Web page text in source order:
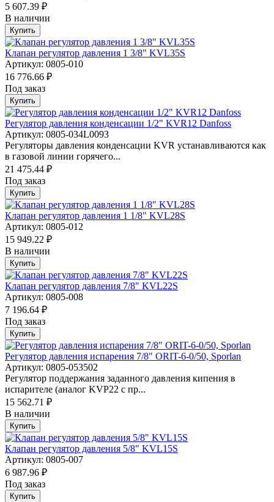
5 607.39 ₽
В наличии
Купить
Клапан регулятор давления 1 3/8" KVL35S
Артикул: 0805-010
16 776.66 ₽
Под заказ
Купить
Регулятор давления конденсации 1/2" KVR12 Danfoss
Артикул: 0805-034L0093
Регуляторы давления конденсации KVR устанавливаются как
в газовой линии горячего...
21 475.44 ₽
Под заказ
Купить
Клапан регулятор давления 1 1/8" KVL28S
Артикул: 0805-012
15 949.22 ₽
В наличии
Купить
Клапан регулятор давления 7/8" KVL22S
Артикул: 0805-008
7 196.64 ₽
Под заказ
Купить
Регулятор давления испарения 7/8" ORIT-6-0/50, Sporlan
Артикул: 0805-053502
Регулятор поддержания заданного давления кипения в
испарителе (аналог KVР22 с пр...
15 562.71 ₽
В наличии
Купить
Клапан регулятор давления 5/8" KVL15S
Артикул: 0805-007
6 987.96 ₽
Под заказ
Купить